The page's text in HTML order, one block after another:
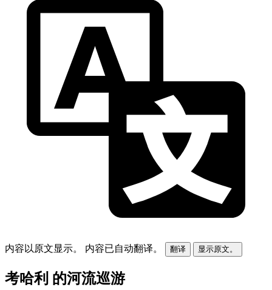
内容以原文显示。 内容已自动翻译。 翻译 显示原文。
考哈利 的河流巡游